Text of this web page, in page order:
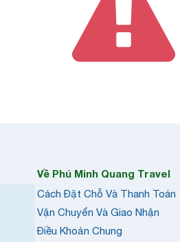
Về Phú Minh Quang Travel
Cách Đặt Chỗ Và Thanh Toán
Vận Chuyển Và Giao Nhận
Điều Khoản Chung